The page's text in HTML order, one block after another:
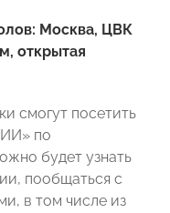
Москва, ЦВК
открытая
смогут посетить
по
будет узнать
пообщаться с
в том числе из